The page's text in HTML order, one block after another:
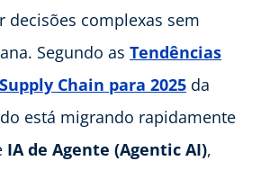
decisões complexas sem
Segundo as Tendências
Chain para 2025 da
está migrando rapidamente
IA de Agente (Agentic AI),